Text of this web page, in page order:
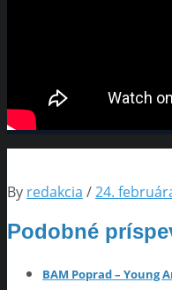
By redakcia /24.
Podobné
BAM Poprad – Young